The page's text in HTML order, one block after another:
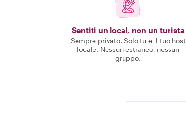
Sentiti un local, non un turista
Sempre privato. Solo tu e il tuo host
locale. Nessun estraneo, nessun
gruppo.